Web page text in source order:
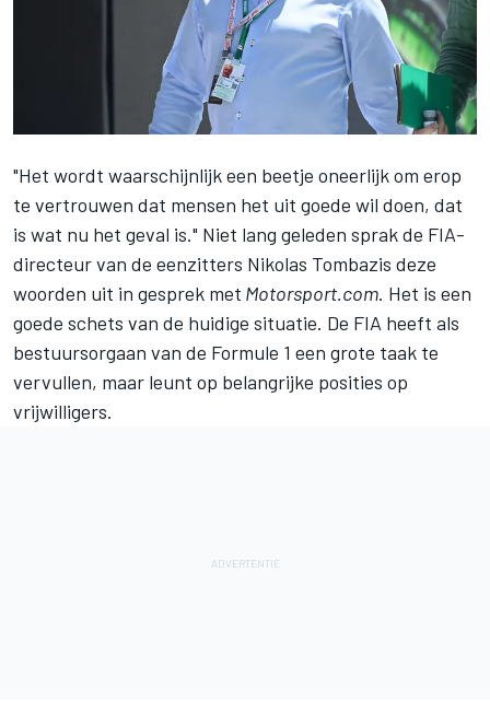
"Het wordt waarschijnlijk een beetje oneerlijk om erop
te vertrouwen dat mensen het uit goede wil doen, dat
is wat nu het geval is." Niet lang geleden sprak de FIA-
directeur van de eenzitters Nikolas Tombazis deze
woorden uit in gesprek met Motorsport.com. Het is een
goede schets van de huidige situatie. De FIA heeft als
bestuursorgaan van de Formule 1 een grote taak te
vervullen, maar leunt op belangrijke posities op
vrijwilligers.